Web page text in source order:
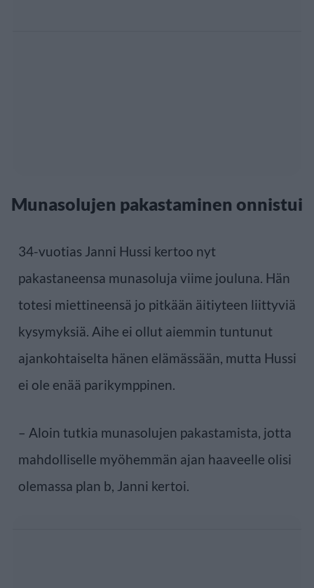
Munasolujen pakastaminen onnistui
34-vuotias Janni Hussi kertoo nyt
pakastaneensa munasoluja viime jouluna. Hän
totesi miettineensä jo pitkään äitiyteen liittyviä
kysymyksiä. Aihe ei ollut aiemmin tuntunut
ajankohtaiselta hänen elämässään, mutta Hussi
ei ole enää parikymppinen.
– Aloin tutkia munasolujen pakastamista, jotta
mahdolliselle myöhemmän ajan haaveelle olisi
olemassa plan b, Janni kertoi.